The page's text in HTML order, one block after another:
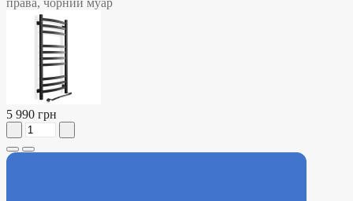
права, чорний муар
5 990 грн